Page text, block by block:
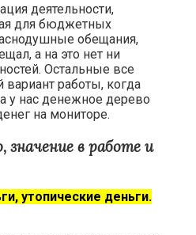
деятельности,
для бюджетных
обещания,
а на это нет ни
Остальные все
вариант работы, когда
у нас денежное дерево
на мониторе.
значение в работе и
утопические деньги.